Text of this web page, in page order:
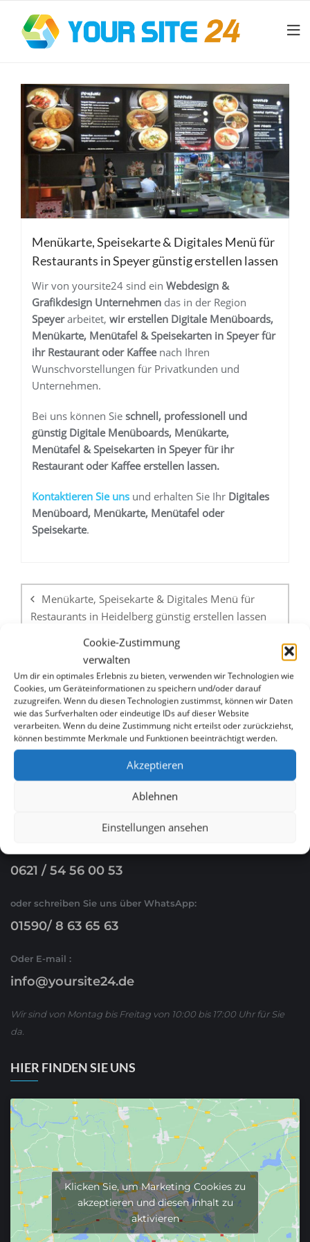
Cookie-Zustimmung
verwalten
Um dir ein optimales Erlebnis zu bieten, verwenden wir Technologien wie
Cookies, um Geräteinformationen zu speichern und/oder darauf
zuzugreifen. Wenn du diesen Technologien zustimmst, können wir Daten
wie das Surfverhalten oder eindeutige IDs auf dieser Website
verarbeiten. Wenn du deine Zustimmung nicht erteilst oder zurückziehst,
können bestimmte Merkmale und Funktionen beeinträchtigt werden.
Akzeptieren
Ablehnen
Einstellungen ansehen
Menükarte, Speisekarte & Digitales Menü für
Restaurants in Speyer günstig erstellen lassen
Wir von yoursite24 sind ein Webdesign &
Grafikdesign Unternehmen das in der Region
Speyerarbeitet, wir erstellen Digitale Menüboards,
Menükarte, Menütafel & Speisekarten in Speyer für
ihr Restaurant oder Kaffeenach Ihren
Wunschvorstellungen für Privatkunden und
Unternehmen.
Bei uns können Sie schnell, professionell und
günstig Digitale Menüboards, Menükarte,
Menütafel & Speisekarten in Speyer für ihr
Restaurant oder Kaffee erstellen lassen.
Kontaktieren Sie uns und erhalten Sie Ihr Digitales
Menüboard, Menükarte, Menütafel oder
Speisekarte.
Menükarte, Speisekarte & Digitales Menü für
Restaurants in Heidelberg günstig erstellen lassen
Menükarte, Speisekarte & Digitales Menü für
Restaurants in Schwetzingen günstig erstellen
lassen
0621 / 54 56 00 53
oder schreiben Sie uns über WhatsApp:
01590/ 8 63 65 63
Oder E-mail :
info@yoursite24.de
Wir sind von Montag bis Freitag von 10:00 bis 17:00 Uhr für Sie
da.
HIER FINDEN SIE UNS
Klicken Sie, um Marketing Cookies zu
akzeptieren und diesen Inhalt zu
aktivieren